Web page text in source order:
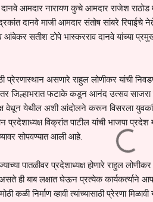
आमदार नारायण कुचे आमदार राजेश राठोड
दानवे माजी आमदार संतोष सांबरे रिपाईचे
आंबेकर सतीश टोपे भास्करराव दानवे यांच्या
प्रेरणास्थान असणारे राहुल लोणीकर यांची निवडणे
जिल्हाभरात फटाके कडून आनंद उत्सव साजरा
वेधून येथील अशी आंदोलने करून विसरला
प्रदेशाध्यक्ष विक्रांत पाटील यांची भाजपा प्रदेश
सोपवण्यात आली आहे.
पातळीवर प्रदेशाध्यक्ष होणारे राहुल
ही बाब लक्षात घेऊन प्रत्येक कार्यकर्त्याने
मोठी कळी निर्माण व्हावी त्यांच्यासाठी